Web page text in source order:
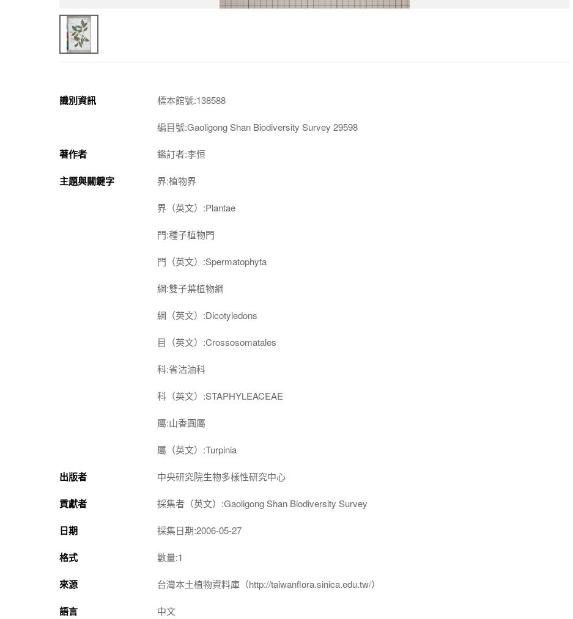
識別資訊 標本館號:138588
編目號:Gaoligong Shan Biodiversity Survey 29598
著作者 鑑訂者:李恒
主題與關鍵字 界:植物界
界（英文）:Plantae
門:種子植物門
門（英文）:Spermatophyta
綱:雙子葉植物綱
綱（英文）:Dicotyledons
目（英文）:Crossosomatales
科:省沽油科
科（英文）:STAPHYLEACEAE
屬:山香圓屬
屬（英文）:Turpinia
出版者 中央研究院生物多樣性研究中心
貢獻者 採集者（英文）:Gaoligong Shan Biodiversity Survey
日期 採集日期:2006-05-27
格式 數量:1
來源 台灣本土植物資料庫（http://taiwanflora.sinica.edu.tw/）
語言 中文